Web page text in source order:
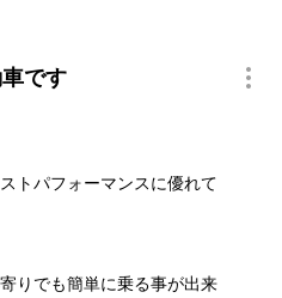
です
トパフォーマンスに優れて
りでも簡単に乗る事が出来